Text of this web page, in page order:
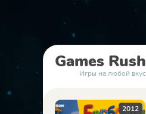
Games Rush
Игры на любой вкус
2015